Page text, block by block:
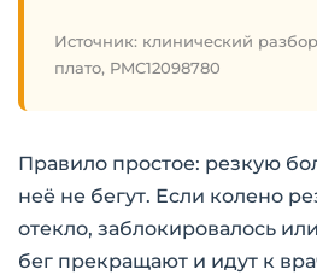
Источник: клинический
плато, PMC12098780
Правило простое: резкую
неё не бегут. Если колено
отекло, заблокировалось
бег прекращают и идут к